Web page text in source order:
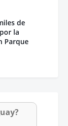
de
la
Parque